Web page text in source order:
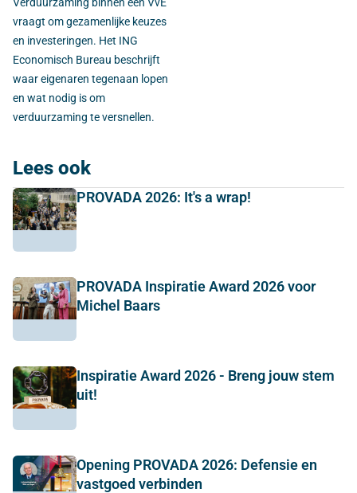
vraagt om gezamenlijke keuzes
en investeringen. Het ING
Economisch Bureau beschrijft
waar eigenaren tegenaan lopen
en wat nodig is om
verduurzaming te versnellen.
Lees ook
PROVADA 2026: It's a wrap!
PROVADA Inspiratie Award 2026 voor
Michel Baars
Inspiratie Award 2026 - Breng jouw stem
uit!
Opening PROVADA 2026: Defensie en
vastgoed verbinden